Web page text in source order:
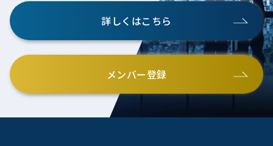
詳しくはこちら
メンバー登録